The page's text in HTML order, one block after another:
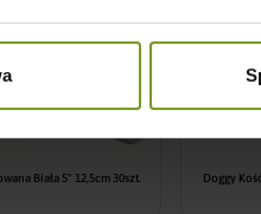
Biała 5" 12,5cm 30szt.
Doggy